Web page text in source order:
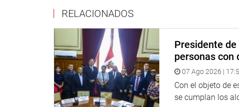
Youtube:http://www.youtube.com/congresoperu
Soundcloud: https://soundcloud.com/radiocongreso
RELACIONADOS
Presidente
personas con
07 Ago 2026 |
Con el objeto de
se cumplan los